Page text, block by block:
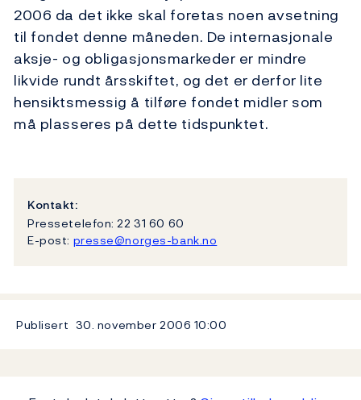
2006 da det ikke skal foretas noen avsetning
til fondet denne måneden. De internasjonale
aksje- og obligasjonsmarkeder er mindre
likvide rundt årsskiftet, og det er derfor lite
hensiktsmessig å tilføre fondet midler som
må plasseres på dette tidspunktet.
Kontakt:
Pressetelefon: 22 31 60 60
E-post: presse@norges-bank.no
Publisert 30. november 2006 10:00